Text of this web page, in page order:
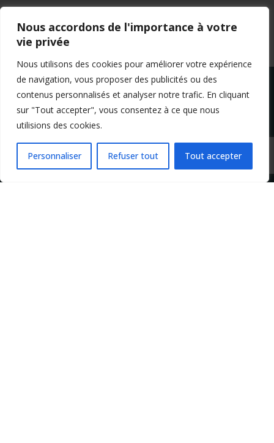
Nous accordons de l'importance à votre
vie privée
Nous utilisons des cookies pour améliorer votre expérience
de navigation, vous proposer des publicités ou des
contenus personnalisés et analyser notre trafic. En cliquant
sur "Tout accepter", vous consentez à ce que nous
utilisions des cookies.
Personnaliser Refuser tout Tout accepter
Mentions légales
Copyright 2024 Apprendre-la-flute-traversiere.comDesign by Agenz